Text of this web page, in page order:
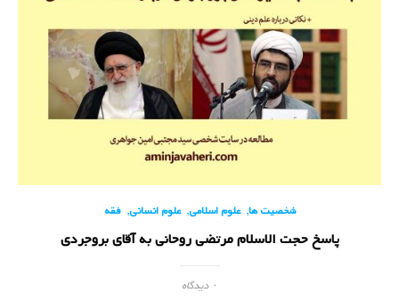
شخصیت ها,علوم اسلامی,علوم انسانی,فقه
پاسخ حجت الاسلام مرتضی روحانی به آقای بروجردی
۰ دیدگاه